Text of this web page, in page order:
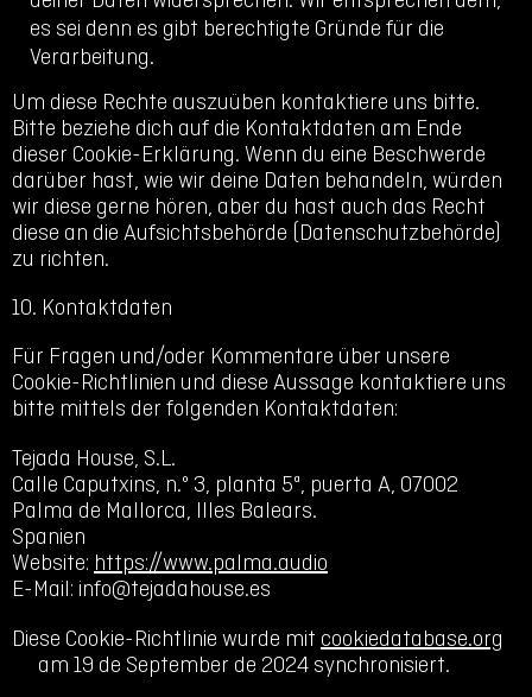
es sei denn es gibt berechtigte Gründe für die
Verarbeitung.
Um diese Rechte auszuüben kontaktiere uns bitte.
Bitte beziehe dich auf die Kontaktdaten am Ende
dieser Cookie-Erklärung. Wenn du eine Beschwerde
darüber hast, wie wir deine Daten behandeln, würden
wir diese gerne hören, aber du hast auch das Recht
diese an die Aufsichtsbehörde (Datenschutzbehörde)
zu richten.
10. Kontaktdaten
Für Fragen und/oder Kommentare über unsere
Cookie-Richtlinien und diese Aussage kontaktiere uns
bitte mittels der folgenden Kontaktdaten:
Tejada House, S.L.
Calle Caputxins, n.º 3, planta 5ª, puerta A, 07002
Palma de Mallorca, Illes Balears.
Spanien
Website: https://www.palma.audio
E-Mail: info@tejadahouse.es
Diese Cookie-Richtlinie wurde mit cookiedatabase.org
am 19 de September de 2024 synchronisiert.